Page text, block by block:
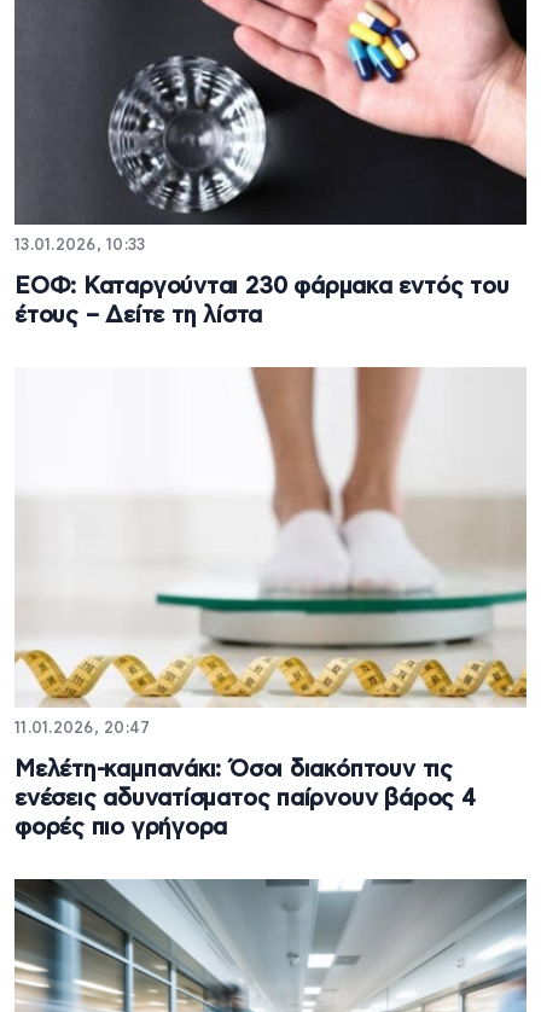
13.01.2026, 10:33
ΕΟΦ: Καταργούνται 230 φάρμακα εντός του
έτους – Δείτε τη λίστα
11.01.2026, 20:47
Μελέτη-καμπανάκι: Όσοι διακόπτουν τις
ενέσεις αδυνατίσματος παίρνουν βάρος 4
φορές πιο γρήγορα